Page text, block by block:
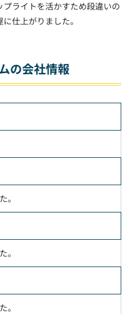
ライトを活かすため段違いの
仕上がりました。
の会社情報
。
。
。